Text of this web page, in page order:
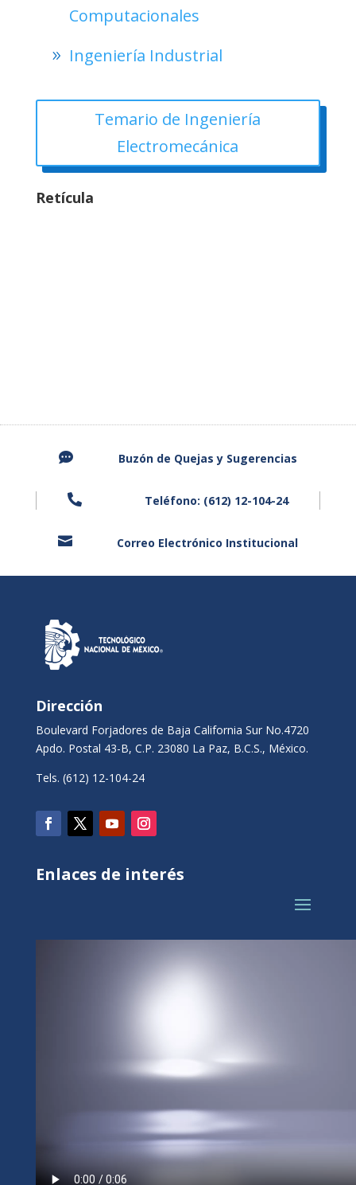
Computacionales
Ingeniería Industrial
Temario de Ingeniería
Electromecánica
Retícula
 Buzón de Quejas y Sugerencias
 Teléfono: (612) 12-104-24
 Correo Electrónico Institucional
Dirección
Boulevard Forjadores de Baja California Sur No.4720
Apdo. Postal 43-B, C.P. 23080 La Paz, B.C.S., México.
Tels. (612) 12-104-24
Enlaces de interés